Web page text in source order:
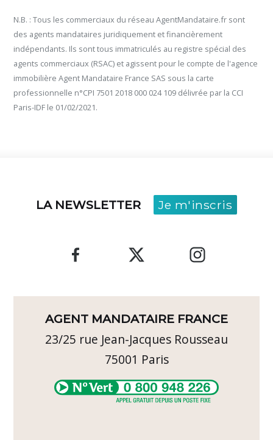
N.B. : Tous les commerciaux du réseau AgentMandataire.fr sont
des agents mandataires juridiquement et financièrement
indépendants. Ils sont tous immatriculés au registre spécial des
agents commerciaux (RSAC) et agissent pour le compte de l'agence
immobilière Agent Mandataire France SAS sous la carte
professionnelle n°CPI 7501 2018 000 024 109 délivrée par la CCI
Paris-IDF le 01/02/2021.
LA NEWSLETTER Je m'inscris
AGENT MANDATAIRE FRANCE
23/25 rue Jean-Jacques Rousseau
75001 Paris